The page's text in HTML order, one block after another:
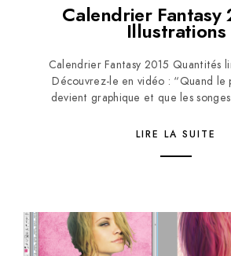
Calendrier Fantasy
Illustrations
Calendrier Fantasy 2015 Quantités
Découvrez-le en vidéo : “Quand le
devient graphique et que les
LIRE LA SUITE